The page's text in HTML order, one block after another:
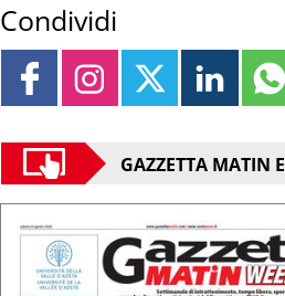
Condividi
GAZZETTA MATIN